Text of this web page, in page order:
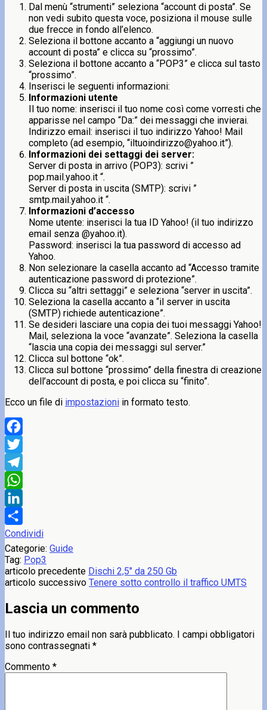
Dal menù “strumenti” seleziona “account di posta”. Se
non vedi subito questa voce, posiziona il mouse sulle
due frecce in fondo all’elenco.
Seleziona il bottone accanto a “aggiungi un nuovo
account di posta” e clicca su “prossimo”.
Seleziona il bottone accanto a “POP3” e clicca sul tasto
“prossimo”.
Inserisci le seguenti informazioni:
Informazioni utente
Il tuo nome: inserisci il tuo nome così come vorresti che
apparisse nel campo “Da:” dei messaggi che invierai.
Indirizzo email: inserisci il tuo indirizzo Yahoo! Mail
completo (ad esempio, “iltuoindirizzo@yahoo.it”).
Informazioni dei settaggi dei server:
Server di posta in arrivo (POP3): scrivi ”
pop.mail.yahoo.it “.
Server di posta in uscita (SMTP): scrivi ”
smtp.mail.yahoo.it “.
Informazioni d’accesso
Nome utente: inserisci la tua ID Yahoo! (il tuo indirizzo
email senza @yahoo.it).
Password: inserisci la tua password di accesso ad
Yahoo.
Non selezionare la casella accanto ad “Accesso tramite
autenticazione password di protezione”.
Clicca su “altri settaggi” e seleziona “server in uscita”.
Seleziona la casella accanto a “il server in uscita
(SMTP) richiede autenticazione”.
Se desideri lasciare una copia dei tuoi messaggi Yahoo!
Mail, seleziona la voce “avanzate”. Seleziona la casella
“lascia una copia dei messaggi sul server.”
Clicca sul bottone “ok”.
Clicca sul bottone “prossimo” della finestra di creazione
dell’account di posta, e poi clicca su “finito”.
Ecco un file di impostazioni in formato testo.
Facebook
Twitter
Telegram
WhatsApp
LinkedIn
Condividi
Categorie: Guide
Tag: Pop3
articolo precedente Dischi 2,5" da 250 Gb
articolo successivo Tenere sotto controllo il traffico UMTS
Lascia un commento
Il tuo indirizzo email non sarà pubblicato. I campi obbligatori
sono contrassegnati *
Commento *